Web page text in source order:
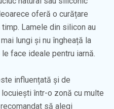
oferă o curățare
Lamele din silicon au
lungi și nu îngheață la
face ideale pentru iarnă.
influențată și de
într-o zonă cu multe
să alegi